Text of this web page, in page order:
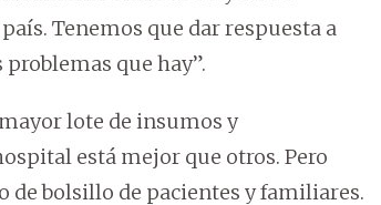
Tenemos que dar respuesta a
que hay”.
lote de insumos y
está mejor que otros. Pero
de bolsillo de pacientes y familiares.